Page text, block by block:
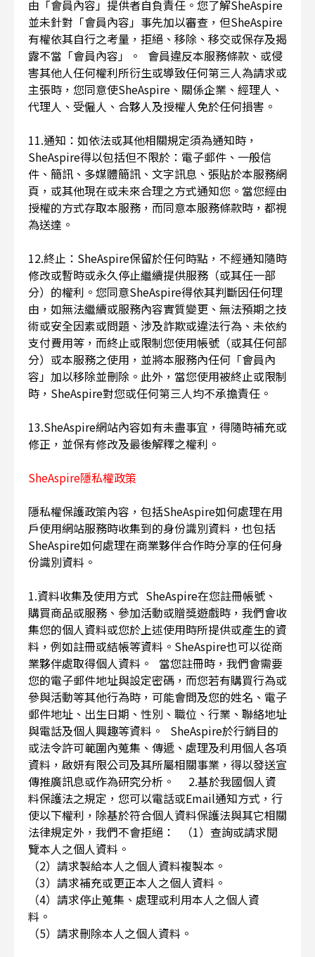
由「會員內容」提供者自負責任。您了解SheAspire
並未針對「會員內容」事先加以審查，但SheAspire
有權依其自行之考量，拒絕、移除、移交或保存及揭
露不當「會員內容」。 會員違反本服務條款、或侵
害其他人任何權利所衍生或導致任何第三人為請求或
主張時，您同意使SheAspire、關係企業、經理人、
代理人、受僱人、合夥人及授權人免於任何損害。
11.通知：如依法或其他相關規定須為通知時，
SheAspire得以包括但不限於：電子郵件、一般信
件、簡訊、多媒體簡訊、文字訊息、張貼於本服務網
頁，或其他現在或未來合理之方式通知您。當您經由
授權的方式存取本服務，而同意本服務條款時，都視
為送達。
12.終止：SheAspire保留於任何時點，不經通知隨時
修改或暫時或永久停止繼續提供服務（或其任一部
分）的權利。您同意SheAspire得依其判斷因任何理
由，如無法繼續或服務內容實質變更、無法預期之技
術或安全因素或問題、涉及詐欺或違法行為、未依約
支付費用等，而終止或限制您使用帳號（或其任何部
分）或本服務之使用，並將本服務內任何「會員內
容」加以移除並刪除。此外，當您使用被終止或限制
時，SheAspire對您或任何第三人均不承擔責任。
13.SheAspire網站內容如有未盡事宜，得隨時補充或
修正，並保有修改及最後解釋之權利。
SheAspire隱私權政策
隱私權保護政策內容，包括SheAspire如何處理在用
戶使用網站服務時收集到的身份識別資料，也包括
SheAspire如何處理在商業夥伴合作時分享的任何身
份識別資料。
1.資料收集及使用方式 SheAspire在您註冊帳號、
購買商品或服務、參加活動或贈獎遊戲時，我們會收
集您的個人資料或您於上述使用時所提供或產生的資
料，例如註冊或結帳等資料。SheAspire也可以從商
業夥伴處取得個人資料。 當您註冊時，我們會需要
您的電子郵件地址與設定密碼，而您若有購買行為或
參與活動等其他行為時，可能會問及您的姓名、電子
郵件地址、出生日期、性別、職位、行業、聯絡地址
與電話及個人興趣等資料。 SheAspire於行銷目的
或法令許可範圍內蒐集、傳遞、處理及利用個人各項
資料，啟妍有限公司及其所屬相關事業，得以發送宣
傳推廣訊息或作為研究分析。 2.基於我國個人資
料保護法之規定，您可以電話或Email通知方式，行
使以下權利，除基於符合個人資料保護法與其它相關
法律規定外，我們不會拒絕： （1）查詢或請求閱
覽本人之個人資料。
（2）請求製給本人之個人資料複製本。
（3）請求補充或更正本人之個人資料。
（4）請求停止蒐集、處理或利用本人之個人資
料。
（5）請求刪除本人之個人資料。